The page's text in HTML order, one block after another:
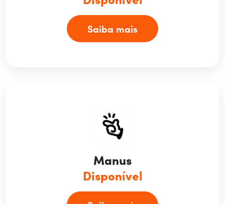
Saiba mais
Manus
Disponível